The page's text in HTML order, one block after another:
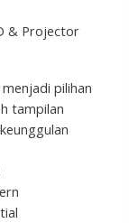
& Projector
pilihan
tampilan